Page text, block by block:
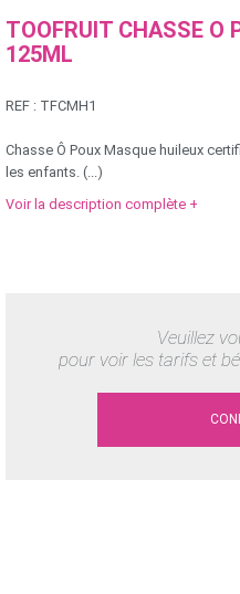
TOOFRUIT CHASSE O
125ML
REF : TFCMH1
Chasse Ô Poux Masque huileux
les enfants. (...)
Voir la description complète +
Veuillez
pour voir les tarifs et